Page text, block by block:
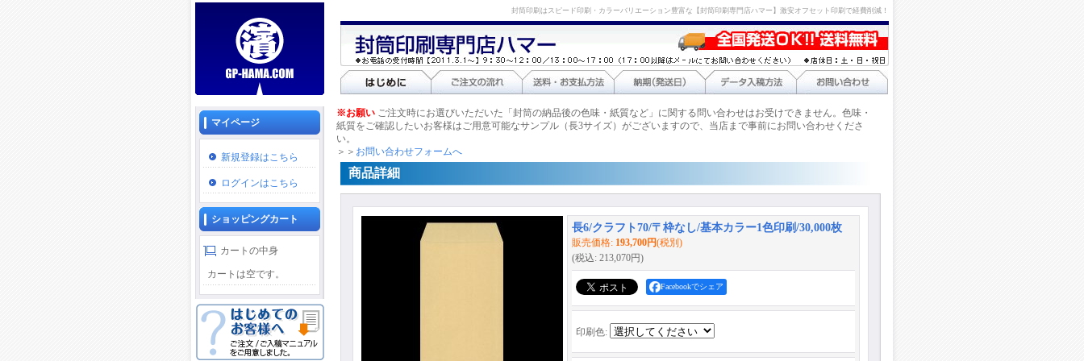
封筒印刷はスピード印刷・カラーバリエーション豊富な【封筒印刷専門店ハマー】激安オフセット印刷で経費削減！
マイページ
新規登録はこちら
ログインはこちら
ショッピングカート
カートの中身
カートは空です。
※お願い ご注文時にお選びいただいた「封筒の納品後の色味・紙質など」に関する問い合わせはお受けできません。色味・
紙質をご確認したいお客様はご用意可能なサンプル（長3サイズ）がございますので、当店まで事前にお問い合わせくださ
い。
＞＞ お問い合わせフォームへ
商品詳細
長6/クラフト70/〒枠なし/基本カラー1色印刷/30,000枚
販売価格: 193,700円(税別)
(税込: 213,070円)
Facebookでシェア
印刷色: